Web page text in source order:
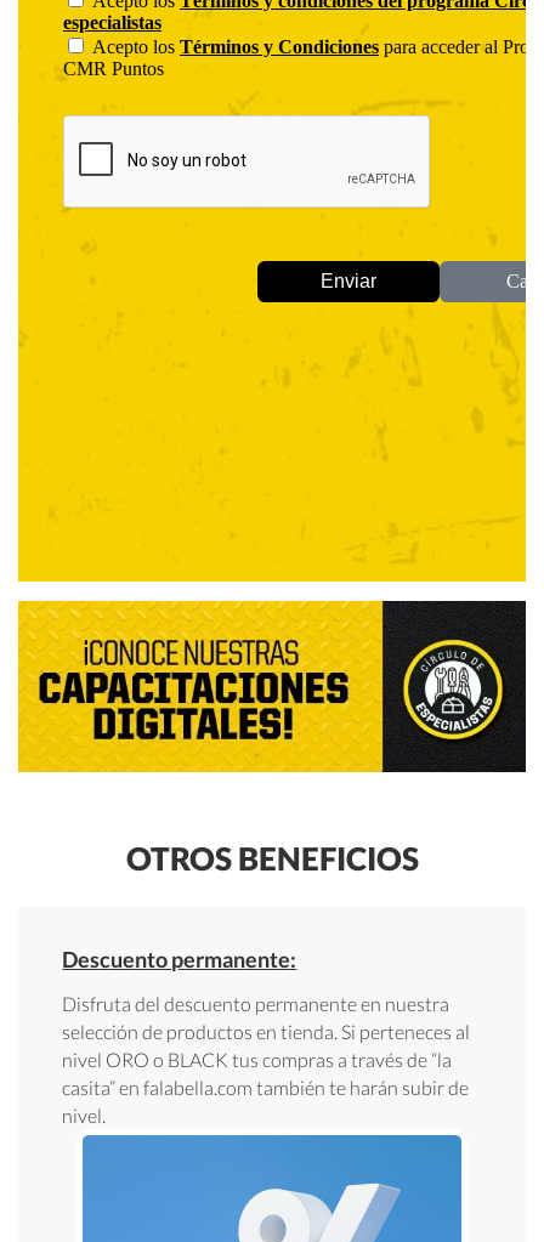
OTROS BENEFICIOS
Descuento permanente:
Disfruta del descuento permanente en nuestra
selección de productos en tienda. Si perteneces al
nivel ORO o BLACK tus compras a través de “la
casita” en falabella.com también te harán subir de
nivel.